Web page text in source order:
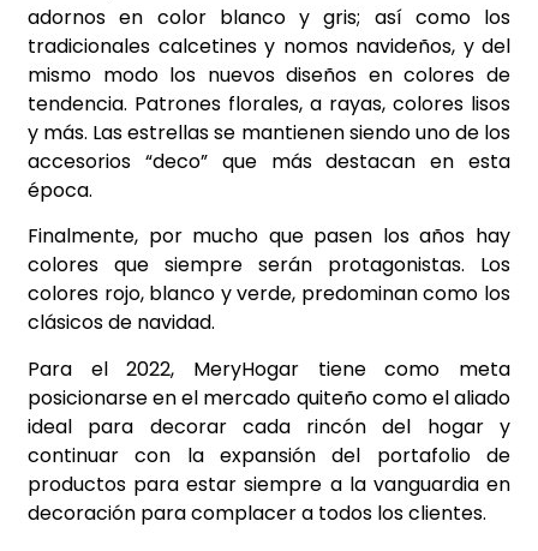
adornos en color blanco y gris; así como los
tradicionales calcetines y nomos navideños, y del
mismo modo los nuevos diseños en colores de
tendencia. Patrones florales, a rayas, colores lisos
y más. Las estrellas se mantienen siendo uno de los
accesorios “deco” que más destacan en esta
época.
Finalmente, por mucho que pasen los años hay
colores que siempre serán protagonistas. Los
colores rojo, blanco y verde, predominan como los
clásicos de navidad.
Para el 2022, MeryHogar tiene como meta
posicionarse en el mercado quiteño como el aliado
ideal para decorar cada rincón del hogar y
continuar con la expansión del portafolio de
productos para estar siempre a la vanguardia en
decoración para complacer a todos los clientes.